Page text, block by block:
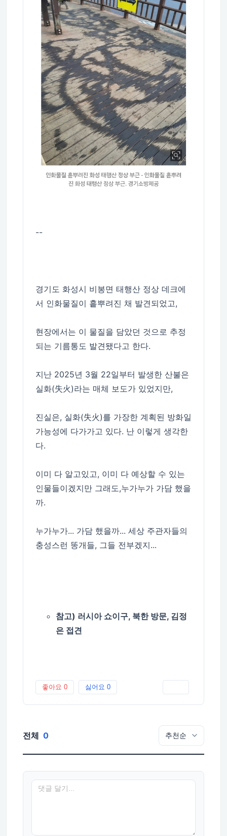
--
경기도 화성시 비봉면 태행산 정상 데크에
서 인화물질이 흩뿌려진 채 발견되었고,
현장에서는 이 물질을 담았던 것으로 추정
되는 기름통도 발견됐다고 한다.
지난 2025년 3월 22일부터 발생한 산불은
실화(失火)라는 매체 보도가 있었지만,
진실은, 실화(失火)를 가장한 계획된 방화일
가능성에 다가가고 있다. 난 이렇게 생각한
다.
이미 다 알고있고, 이미 다 예상할 수 있는
인물들이겠지만 그래도,누가누가 가담 했을
까.
누가누가... 가담 했을까... 세상 주관자들의
충성스런 똥개들, 그들 전부겠지...
참고) 러시아 쇼이구, 북한 방문, 김정
은 접견
좋아요 0 싫어요 0
전체 0